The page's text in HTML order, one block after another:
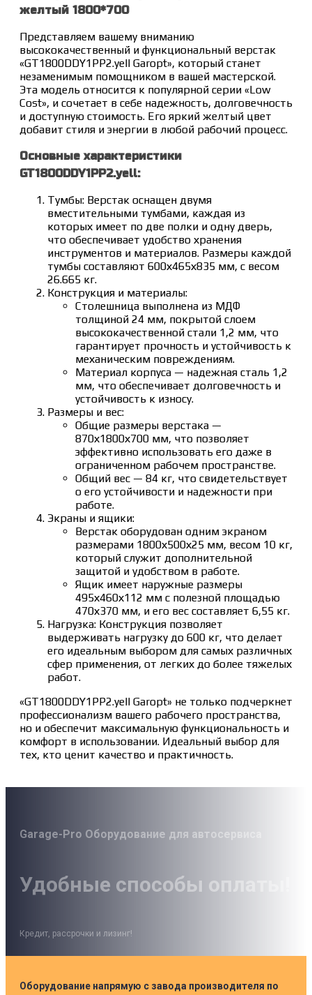
желтый 1800*700
Представляем вашему вниманию
высококачественный и функциональный верстак
«GT1800DDY1PP2.yell Garopt», который станет
незаменимым помощником в вашей мастерской.
Эта модель относится к популярной серии «Low
Cost», и сочетает в себе надежность, долговечность
и доступную стоимость. Его яркий желтый цвет
добавит стиля и энергии в любой рабочий процесс.
Основные характеристики
GT1800DDY1PP2.yell:
Тумбы: Верстак оснащен двумя
вместительными тумбами, каждая из
которых имеет по две полки и одну дверь,
что обеспечивает удобство хранения
инструментов и материалов. Размеры каждой
тумбы составляют 600х465х835 мм, с весом
26.665 кг.
Конструкция и материалы:
Столешница выполнена из МДФ
толщиной 24 мм, покрытой слоем
высококачественной стали 1,2 мм, что
гарантирует прочность и устойчивость к
механическим повреждениям.
Материал корпуса — надежная сталь 1,2
мм, что обеспечивает долговечность и
устойчивость к износу.
Размеры и вес:
Общие размеры верстака —
870х1800х700 мм, что позволяет
эффективно использовать его даже в
ограниченном рабочем пространстве.
Общий вес — 84 кг, что свидетельствует
о его устойчивости и надежности при
работе.
Экраны и ящики:
Верстак оборудован одним экраном
размерами 1800х500х25 мм, весом 10 кг,
который служит дополнительной
защитой и удобством в работе.
Ящик имеет наружные размеры
495х460х112 мм с полезной площадью
470х370 мм, и его вес составляет 6,55 кг.
Нагрузка: Конструкция позволяет
выдерживать нагрузку до 600 кг, что делает
его идеальным выбором для самых различных
сфер применения, от легких до более тяжелых
работ.
«GT1800DDY1PP2.yell Garopt» не только подчеркнет
профессионализм вашего рабочего пространства,
но и обеспечит максимальную функциональность и
комфорт в использовании. Идеальный выбор для
тех, кто ценит качество и практичность.
Garage-Pro Оборудование для автосервиса
Удобные способы оплаты!
Кредит, рассрочки и лизинг!
Оборудование напрямую с завода производителя по